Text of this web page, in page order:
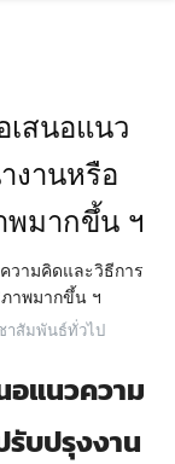
เสนอแนว
งานหรือ
พมากขึ้น ฯ
วามคิดและวิธีการ
าพมากขึ้น ฯ
าสัมพันธ์ทั่วไป
อแนวความ
บปรุงงาน